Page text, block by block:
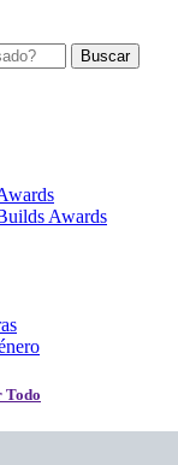
Buscar
Awards
Todo